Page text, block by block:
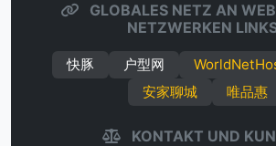
GLOBALES NETZ AN
NETZWERKEN
快豚 户型网
安家聊城
唯品惠
KONTAKT UND